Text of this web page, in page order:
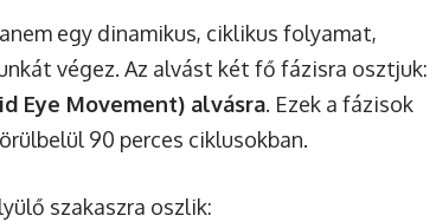
egy dinamikus, ciklikus folyamat,
végez. Az alvást két fő fázisra osztjuk:
Eye Movement) alvásra. Ezek a fázisok
90 perces ciklusokban.
szakaszra oszlik: